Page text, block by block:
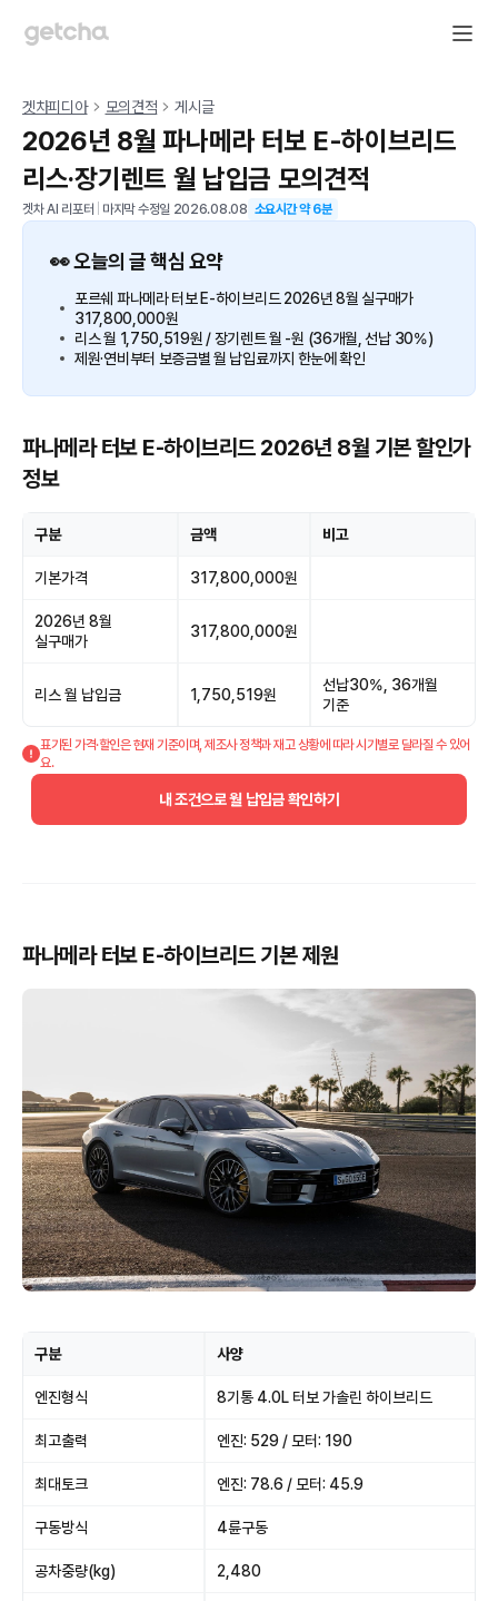
겟차피디아 모의견적 게시글
2026년 8월 파나메라 터보 E-하이브리드
리스·장기렌트 월 납입금 모의견적
겟차 AI 리포터 마지막 수정일 2026.08.08 소요시간 약6분
👀 오늘의 글 핵심 요약
포르쉐 파나메라 터보 E-하이브리드 2026년 8월 실구매가
317,800,000원
리스 월 1,750,519원 / 장기렌트 월 -원 (36개월, 선납 30%)
제원·연비부터 보증금별 월 납입료까지 한눈에 확인
파나메라 터보 E-하이브리드 2026년 8월 기본 할인가
정보
구분 금액 비고
기본가격 317,800,000원
2026년 8월
실구매가
317,800,000원
리스 월 납입금 1,750,519원
선납30%, 36개월
기준
표기된 가격·할인은 현재 기준이며, 제조사 정책과 재고 상황에 따라 시기별로 달라질 수 있어
요.
내 조건으로 월 납입금 확인하기
파나메라 터보 E-하이브리드 기본 제원
구분 사양
엔진형식 8기통 4.0L 터보 가솔린 하이브리드
최고출력 엔진: 529 / 모터: 190
최대토크 엔진: 78.6 / 모터: 45.9
구동방식 4륜구동
공차중량(kg) 2,480